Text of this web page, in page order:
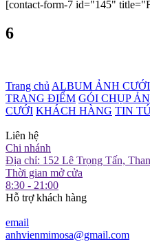
[contact-form-7 id="145"
6
Trang chủ ALBUM ẢNH
TRANG ĐIỂM GÓI CHỤP
CƯỚI KHÁCH HÀNG TIN
Liên hệ
Chi nhánh
Địa chỉ: 152 Lê Trọng Tấn,
Thời gian mở cửa
8:30 - 21:00
Hỗ trợ khách hàng
email
anhvienmimosa@gmail.com